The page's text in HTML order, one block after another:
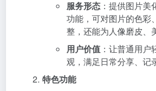
服务形态 ：提供图片
功能，可对图片的色彩
整，还能为人像磨皮、
用户价值 ：让普通用
观，满足日常分享、记
特色功能